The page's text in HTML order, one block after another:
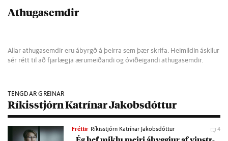
Athugasemdir
Allar athugasemdir eru ábyrgð á þeirra sem þær skrifa. Heimildin áskilur
sér rétt til að fjarlægja ærumeiðandi og óviðeigandi athugasemdir.
TENGDAR GREINAR
Ríkisstjórn Katrínar Jakobsdóttur
Fréttir Ríkisstjórn Katrínar Jakobsdóttur 4